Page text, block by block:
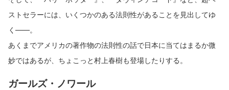
ストセラーには、いくつかのある法則性があることを見出してゆ
く――。
あくまでアメリカの著作物の法則性の話で日本に当てはまるか微
妙ではあるが、ちょこっと村上春樹も登場したりする。
ガールズ・ノワール